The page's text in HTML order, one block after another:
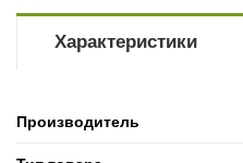
Характеристики
Производитель